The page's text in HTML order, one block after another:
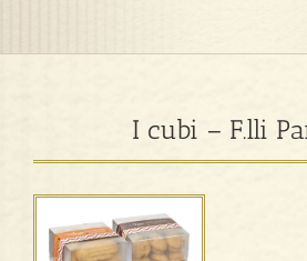
I cubi – F.lli
Larger
Image